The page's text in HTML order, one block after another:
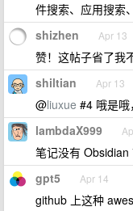
件搜索、应用搜索
shizhen Apr 13
赞！这帖子省了我
shiltian Apr 13
@liuxue #4 哦是哦
lambdaX999
笔记没有 Obsidian
gpt5 Apr 14
github 上这种